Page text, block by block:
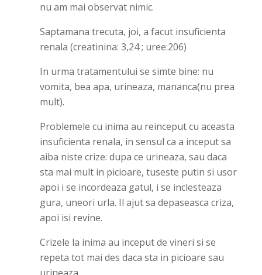
nu am mai observat nimic.
Saptamana trecuta, joi, a facut insuficienta
renala (creatinina: 3,24 ; uree:206)
In urma tratamentului se simte bine: nu
vomita, bea apa, urineaza, mananca(nu prea
mult).
Problemele cu inima au reinceput cu aceasta
insuficienta renala, in sensul ca a inceput sa
aiba niste crize: dupa ce urineaza, sau daca
sta mai mult in picioare, tuseste putin si usor
apoi i se incordeaza gatul, i se inclesteaza
gura, uneori urla. Il ajut sa depaseasca criza,
apoi isi revine.
Crizele la inima au inceput de vineri si se
repeta tot mai des daca sta in picioare sau